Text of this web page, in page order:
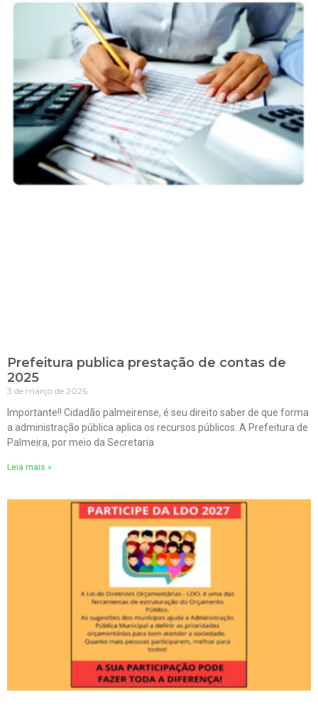
Prefeitura publica prestação de contas de
2025
3 de março de 2026
Importante!! Cidadão palmeirense, é seu direito saber de que forma
a administração pública aplica os recursos públicos. A Prefeitura de
Palmeira, por meio da Secretaria
Leia mais »